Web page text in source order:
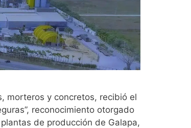
morteros y concretos, recibió el
reconocimiento otorgado
de producción de Galapa,